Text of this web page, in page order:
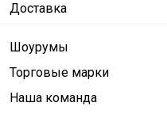
Доставка
Шоурумы
Торговые марки
Наша команда